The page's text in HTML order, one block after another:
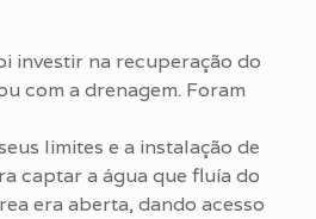
investir na recuperação do
com a drenagem. Foram
limites e a instalação de
captar a água que fluía do
era aberta, dando acesso